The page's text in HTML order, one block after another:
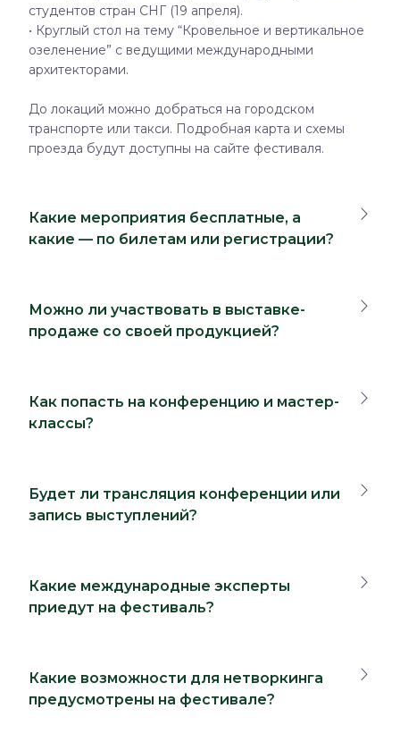
студентов стран СНГ (19 апреля).
• Круглый стол на тему “Кровельное и вертикальное
озеленение” с ведущими международными
архитекторами.
До локаций можно добраться на городском
транспорте или такси. Подробная карта и схемы
проезда будут доступны на сайте фестиваля.
Какие мероприятия бесплатные, а
какие — по билетам или регистрации?
Можно ли участвовать в выставке-
продаже со своей продукцией?
Как попасть на конференцию и мастер-
классы?
Будет ли трансляция конференции или
запись выступлений?
Какие международные эксперты
приедут на фестиваль?
Какие возможности для нетворкинга
предусмотрены на фестивале?